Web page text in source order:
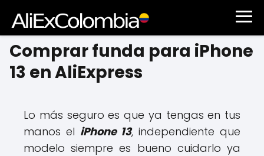
Comprar funda para iPhone
13 en AliExpress
Lo más seguro es que ya tengas en tus
manos el iPhone 13, independiente que
modelo siempre es bueno cuidarlo ya